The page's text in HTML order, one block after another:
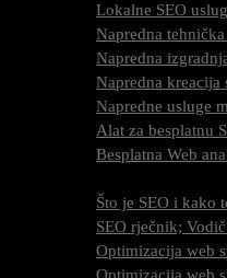
Lokalne SEO
Napredna
Napredna
Napredna kreacija
Napredne usluge
Alat za besplatnu
Besplatna Web
Što je SEO i kako
SEO rječnik;
Optimizacija web